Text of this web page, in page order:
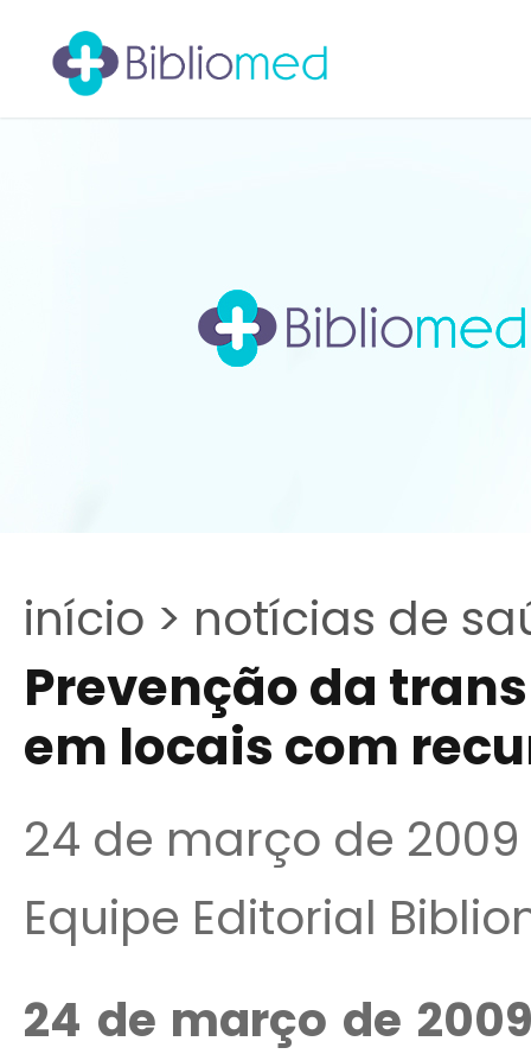
início > notícias de
Prevenção da
em locais com
24 de março de 2009
Equipe Editorial
24 de março de